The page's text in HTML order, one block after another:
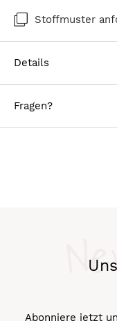
Stoffmuster
Details
Fragen?
Abonniere jetzt